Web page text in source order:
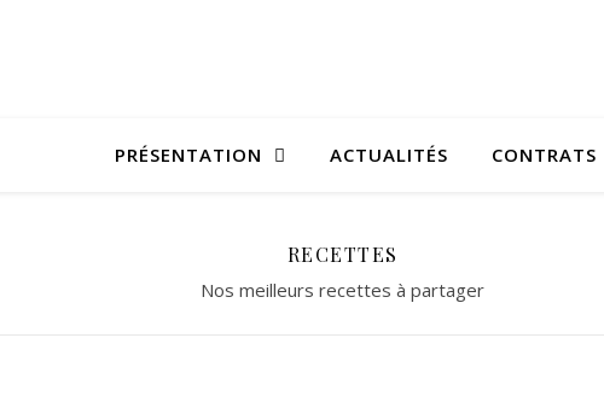
PRÉSENTATION ACTUALITÉS CONTRATS
RECETTES
Nos meilleurs recettes à partager